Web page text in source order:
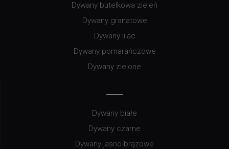
Dywany butelkowa zieleń
Dywany granatowe
Dywany lilac
Dywany pomarańczowe
Dywany zielone
Dywany białe
Dywany czarne
Dywany jasno-brązowe